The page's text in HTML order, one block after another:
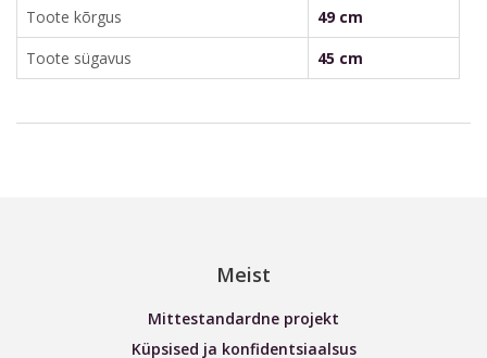
Toote kõrgus
49 cm
Toote sügavus
45 cm
Meist
Mittestandardne projekt
Küpsised ja konfidentsiaalsus